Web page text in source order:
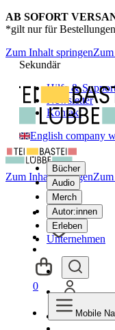
AB SOFORT
*gilt nur für
Zum Inhalt springenZum
Sekundär
Hilfe &
Newsletter
Kontakt
English company
Bücher
Audio
Merch
Autor:innen
Erleben
Unternehmen
Zum Inhalt springenZum
0
Mobile